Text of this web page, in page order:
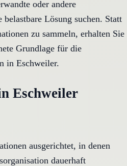
oder andere
belastbare Lösung suchen. Statt
zu sammeln, erhalten Sie
Grundlage für die
in Eschweiler.
Eschweiler
ausgerichtet, in denen
dauerhaft